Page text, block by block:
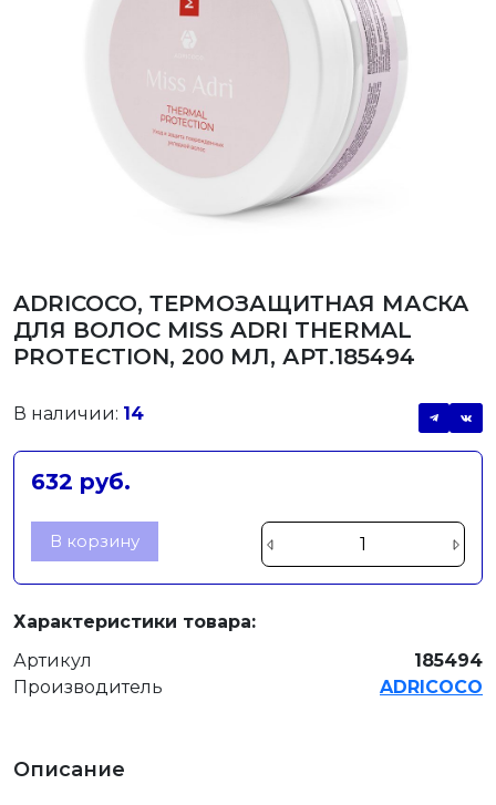
ADRICOCO, ТЕРМОЗАЩИТНАЯ МАСКА
ДЛЯ ВОЛОС MISS ADRI THERMAL
PROTECTION, 200 МЛ, АРТ.185494
В наличии: 14
632 руб.
В корзину
Характеристики товара:
Артикул
185494
Производитель
ADRICOCO
Описание